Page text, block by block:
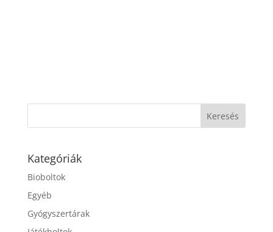
Kategóriák
Bioboltok
Egyéb
Gyógyszertárak